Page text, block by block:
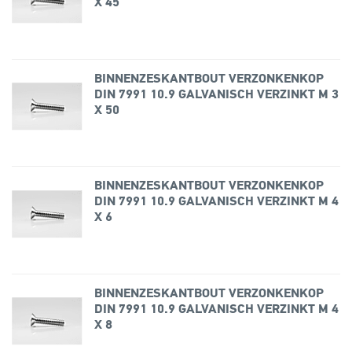
X 45
BINNENZESKANTBOUT VERZONKENKOP
DIN 7991 10.9 GALVANISCH VERZINKT M 3
X 50
BINNENZESKANTBOUT VERZONKENKOP
DIN 7991 10.9 GALVANISCH VERZINKT M 4
X 6
BINNENZESKANTBOUT VERZONKENKOP
DIN 7991 10.9 GALVANISCH VERZINKT M 4
X 8